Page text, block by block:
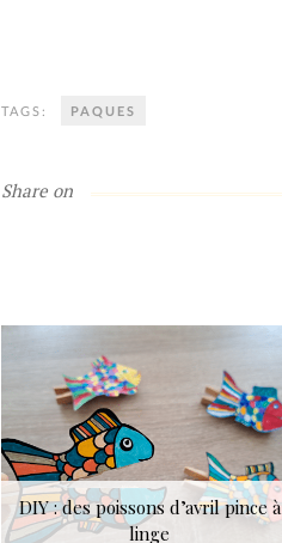
TAGS: PAQUES
Share on
DIY : des poissons d’avril pince à
linge